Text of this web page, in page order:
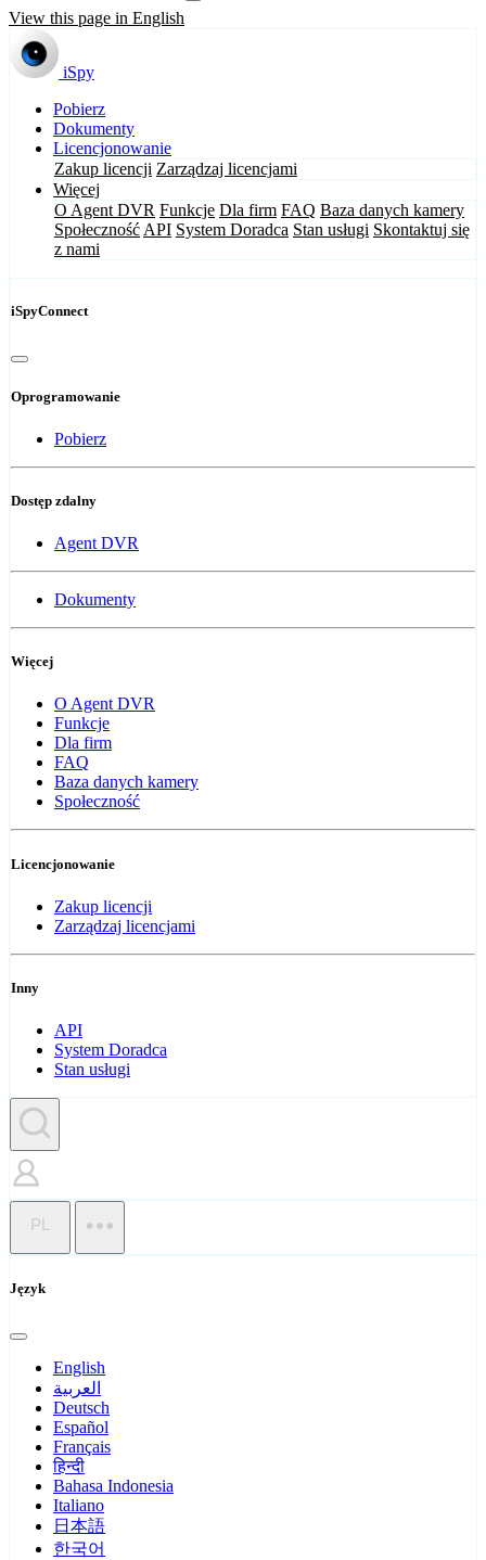
View this page in English
iSpy
Pobierz
Dokumenty
Licencjonowanie
Zakup licencji Zarządzaj licencjami
Więcej
O Agent DVR Funkcje Dla firm FAQ Baza danych kamery
Społeczność API System Doradca Stan usługi Skontaktuj się
z nami
iSpyConnect
Oprogramowanie
Pobierz
Dostęp zdalny
Agent DVR
Dokumenty
Więcej
O Agent DVR
Funkcje
Dla firm
FAQ
Baza danych kamery
Społeczność
Licencjonowanie
Zakup licencji
Zarządzaj licencjami
Inny
API
System Doradca
Stan usługi
PL
Język
English
العربية
Deutsch
Español
Français
हिन्दी
Bahasa Indonesia
Italiano
日本語
한국어